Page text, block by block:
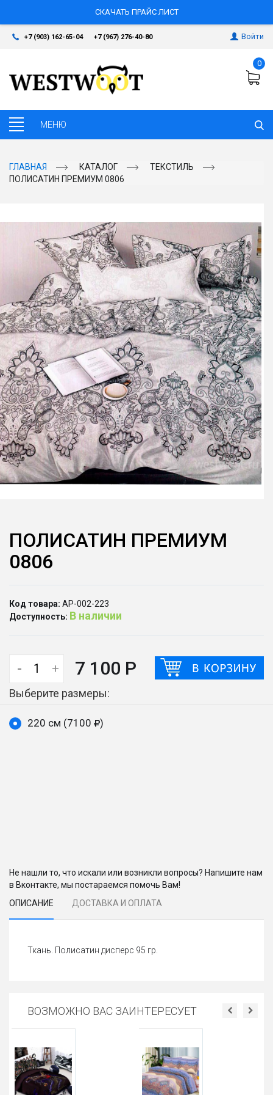
СКАЧАТЬ ПРАЙС ЛИСТ
+7 (903) 162-65-04 +7 (967) 276-40-80 Войти
0
ГЛАВНАЯ КАТАЛОГ
ТЕКСТИЛЬ
ПОЛИСАТИН ПРЕМИУМ 0806
ПОЛИСАТИН ПРЕМИУМ
0806
Код товара: АР-002-223
Доступность: В наличии
- + 7 100 Р
Выберите размеры:
220 см (7100 )
Не нашли то, что искали или возникли вопросы? Напишите нам
в Вконтакте, мы постараемся помочь Вам!
ОПИСАНИЕ
ДОСТАВКА И ОПЛАТА
Ткань. Полисатин дисперс 95 гр.
ВОЗМОЖНО ВАС ЗАИНТЕРЕСУЕТ